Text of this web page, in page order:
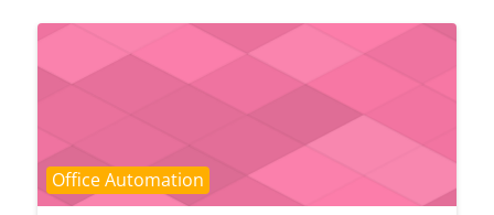
Course category
Office Automation